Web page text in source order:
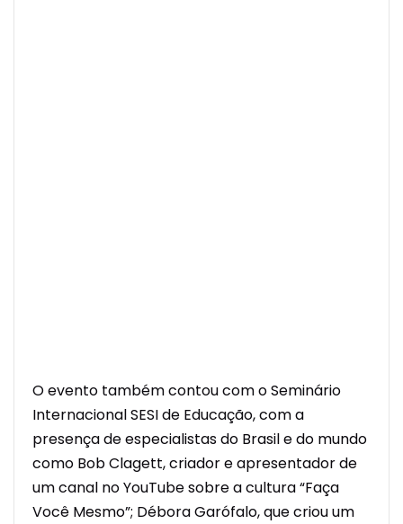
O evento também contou com o Seminário
Internacional SESI de Educação, com a
presença de especialistas do Brasil e do mundo
como Bob Clagett, criador e apresentador de
um canal no YouTube sobre a cultura “Faça
Você Mesmo”; Débora Garófalo, que criou um